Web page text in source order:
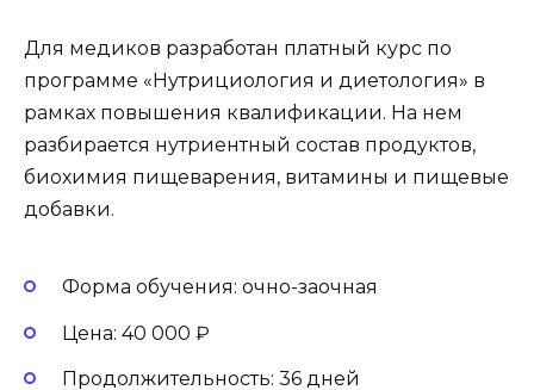
Для медиков разработан платный курс по
программе «Нутрициология и диетология» в
рамках повышения квалификации. На нем
разбирается нутриентный состав продуктов,
биохимия пищеварения, витамины и пищевые
добавки.
Форма обучения: очно-заочная
Цена: 40 000 ₽
Продолжительность: 36 дней